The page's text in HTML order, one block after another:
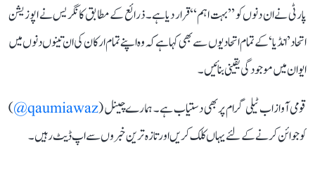
پارٹی نے ان دنوں کو ’’بہت اہم‘‘ قرار دیا ہے۔ ذرائع کے مطابق کانگریس نے اپوزیشن
اتحاد ’انڈیا‘ کے تمام اتحادیوں سے بھی کہا ہے کہ وہ اپنے تمام ارکان کی ان تینوں دنوں میں
ایوان میں موجودگی یقینی بنائیں۔
قومی آواز اب ٹیلی گرام پر بھی دستیاب ہے۔ ہمارے چینل (qaumiawaz@
)
کو جوائن کرنے کے لئے یہاں کلک کریں اور تازہ ترین خبروں سے اپ ڈیٹ رہیں۔